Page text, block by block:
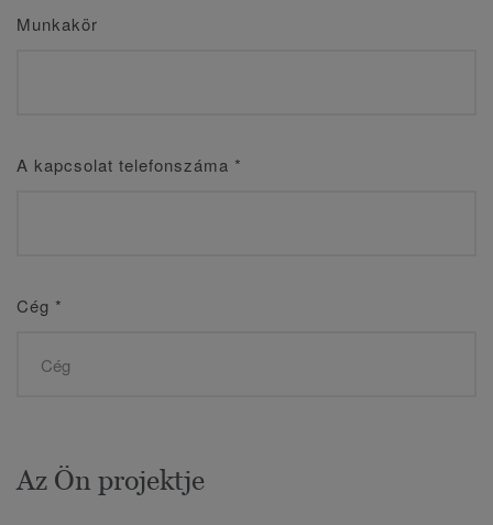
Munkakör
A kapcsolat telefonszáma *
Cég *
Az Ön projektje